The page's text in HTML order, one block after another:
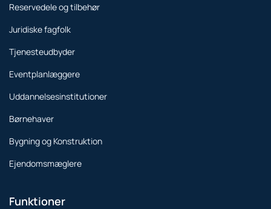
Reservedele og tilbehør
Juridiske fagfolk
Tjenesteudbyder
Eventplanlæggere
Uddannelsesinstitutioner
Børnehaver
Bygning og Konstruktion
Ejendomsmæglere
Funktioner